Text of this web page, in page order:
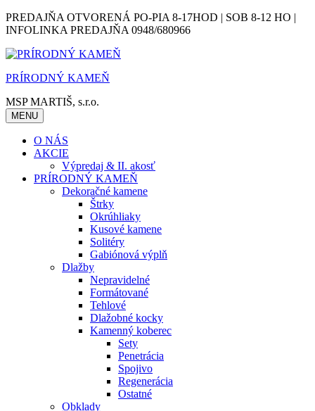
Skip
to
PREDAJŇA OTVORENÁ PO-PIA 8-17HOD | SOB 8-12 HO |
INFOLINKA PREDAJŇA 0948/680966
PRÍRODNÝ KAMEŇ
MSP MARTIŠ, s.r.o.
MENU
O NÁS
AKCIE
Výpredaj & II. akosť
PRÍRODNÝ KAMEŇ
Dekoračné kamene
Štrky
Okrúhliaky
Kusové kamene
Solitéry
Gabiónová výplň
Dlažby
Nepravidelné
Formátované
Tehlové
Dlažobné kocky
Kamenný koberec
Sety
Penetrácia
Spojivo
Regenerácia
Ostatné
Obklady